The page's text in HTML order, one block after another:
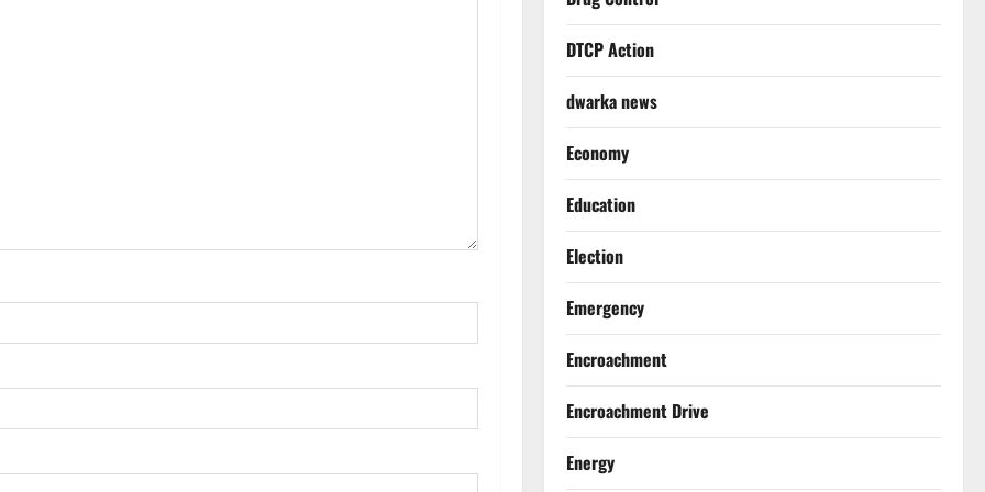
DTCP Action
dwarka news
Economy
Education
Election
Emergency
Encroachment
Encroachment Drive
Energy